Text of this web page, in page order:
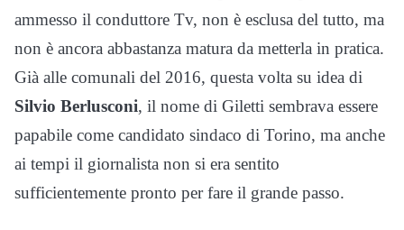
ammesso il conduttore Tv, non è esclusa del tutto, ma
non è ancora abbastanza matura da metterla in pratica.
Già alle comunali del 2016, questa volta su idea di
Silvio Berlusconi, il nome di Giletti sembrava essere
papabile come candidato sindaco di Torino, ma anche
ai tempi il giornalista non si era sentito
sufficientemente pronto per fare il grande passo.